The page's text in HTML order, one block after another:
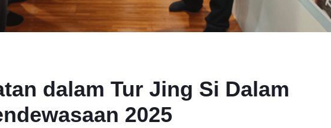
dalam Tur Jing Si Dalam
2025